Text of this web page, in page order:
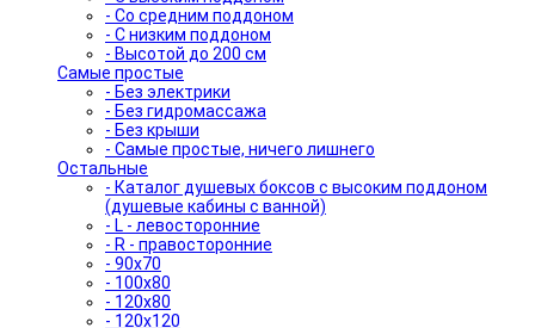
- Со средним поддоном
- С низким поддоном
- Высотой до 200 см
Самые простые
- Без электрики
- Без гидромассажа
- Без крыши
- Самые простые, ничего лишнего
Остальные
- Каталог душевых боксов с высоким поддоном
(душевые кабины с ванной)
- L - левосторонние
- R - правосторонние
- 90x70
- 100x80
- 120x80
- 120x120